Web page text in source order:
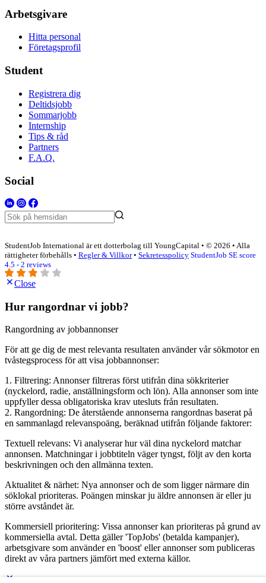
Arbetsgivare
Hitta personal
Företagsprofil
Student
Registrera dig
Deltidsjobb
Sommarjobb
Internship
Tips & råd
Partners
F.A.Q.
Social
StudentJob International är ett dotterbolag till YoungCapital • © 2026 • Alla
rättigheter förbehålls • Regler & Villkor• Sekretesspolicy StudentJob SE score
4.5 - 2 reviews
Close
Hur rangordnar vi jobb?
Rangordning av jobbannonser
För att ge dig de mest relevanta resultaten använder vår sökmotor en
tvåstegsprocess för att visa jobbannonser:
1. Filtrering: Annonser filtreras först utifrån dina sökkriterier
(nyckelord, radie, anställningsform och lön). Alla annonser som inte
uppfyller dessa obligatoriska krav utesluts från resultaten.
2. Rangordning: De återstående annonserna rangordnas baserat på
en sammanlagd relevanspoäng, beräknad utifrån följande faktorer:
Textuell relevans: Vi analyserar hur väl dina nyckelord matchar
annonsen. Matchningar i jobbtiteln väger tyngst, följt av den korta
beskrivningen och den allmänna texten.
Aktualitet & närhet: Nya annonser och de som ligger närmare din
söklokal prioriteras. Poängen minskar ju äldre annonsen är eller ju
större avståndet är.
Kommersiell prioritering: Vissa annonser kan prioriteras på grund av
kommersiella avtal. Detta gäller 'TopJobs' (betalda kampanjer),
arbetsgivare som använder en 'boost' eller annonser som publiceras
direkt av våra partners jämfört med externa källor.